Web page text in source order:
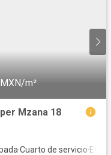
m²
Mzana 18
·Cuarto de servicio·